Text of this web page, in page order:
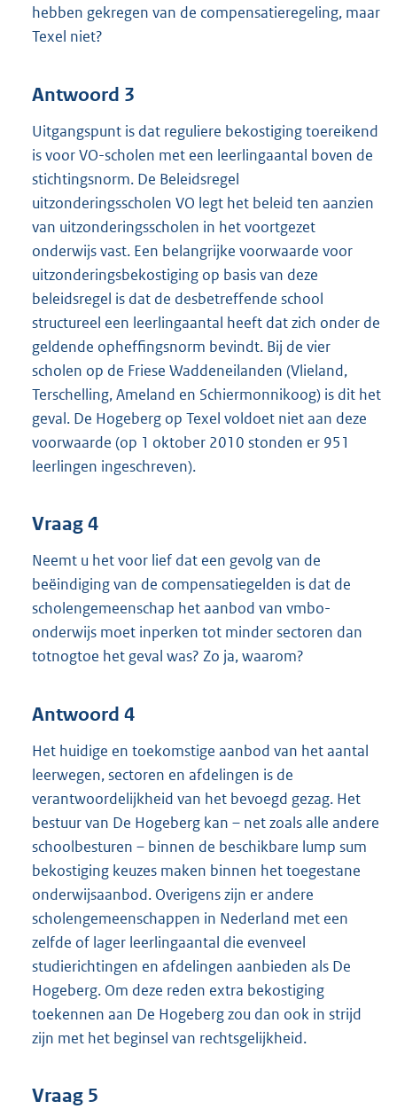
hebben gekregen van de compensatieregeling, maar
Texel niet?
Antwoord 3
Uitgangspunt is dat reguliere bekostiging toereikend
is voor VO-scholen met een leerlingaantal boven de
stichtingsnorm. De Beleidsregel
uitzonderingsscholen VO legt het beleid ten aanzien
van uitzonderingsscholen in het voortgezet
onderwijs vast. Een belangrijke voorwaarde voor
uitzonderingsbekostiging op basis van deze
beleidsregel is dat de desbetreffende school
structureel een leerlingaantal heeft dat zich onder de
geldende opheffingsnorm bevindt. Bij de vier
scholen op de Friese Waddeneilanden (Vlieland,
Terschelling, Ameland en Schiermonnikoog) is dit het
geval. De Hogeberg op Texel voldoet niet aan deze
voorwaarde (op 1 oktober 2010 stonden er 951
leerlingen ingeschreven).
Vraag 4
Neemt u het voor lief dat een gevolg van de
beëindiging van de compensatiegelden is dat de
scholengemeenschap het aanbod van vmbo-
onderwijs moet inperken tot minder sectoren dan
totnogtoe het geval was? Zo ja, waarom?
Antwoord 4
Het huidige en toekomstige aanbod van het aantal
leerwegen, sectoren en afdelingen is de
verantwoordelijkheid van het bevoegd gezag. Het
bestuur van De Hogeberg kan – net zoals alle andere
schoolbesturen – binnen de beschikbare lump sum
bekostiging keuzes maken binnen het toegestane
onderwijsaanbod. Overigens zijn er andere
scholengemeenschappen in Nederland met een
zelfde of lager leerlingaantal die evenveel
studierichtingen en afdelingen aanbieden als De
Hogeberg. Om deze reden extra bekostiging
toekennen aan De Hogeberg zou dan ook in strijd
zijn met het beginsel van rechtsgelijkheid.
Vraag 5